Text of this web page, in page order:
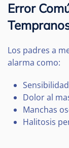
Error
Los padres a
alarma como:
Dolor al
Manchas
Halitosis